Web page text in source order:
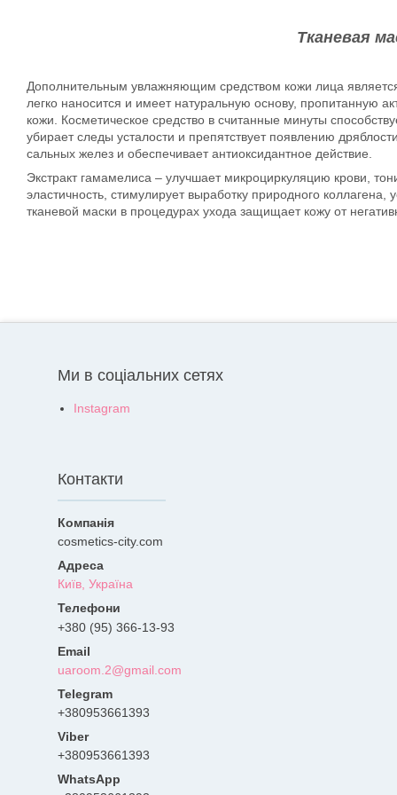
Тканевая
Дополнительным увлажняющим средством кожи лица
легко наносится и имеет натуральную основу, пропитанную
кожи. Косметическое средство в считанные минуты
убирает следы усталости и препятствует появлению
сальных желез и обеспечивает антиоксидантное действие.
Экстракт гамамелиса – улучшает микроциркуляцию крови,
эластичность, стимулирует выработку природного
тканевой маски в процедурах ухода защищает кожу от
Ми в соціальних сетях
Instagram
Контакти
cosmetics-city.com
Київ, Україна
+380 (95) 366-13-93
uaroom.2@gmail.com
+380953661393
+380953661393